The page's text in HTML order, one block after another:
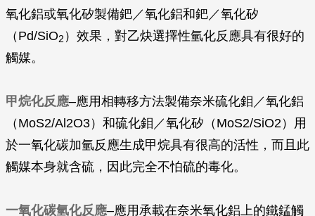
氧化鋁或氧化矽製備鈀／氧化鋁和鈀／氧化矽
（Pd/SiO2 ）效果，對乙炔選擇性氫化反應具有很好的
觸媒。
甲烷化反應–應用相轉移方法製備奈米硫化鉬／氧化鋁
（MoS2/Al2O3）和硫化鉬／氧化矽（MoS2/SiO2）用
於一氧化碳加氫反應生成甲烷具有很高的活性，而且此
觸媒本身就含硫，因此完全不怕硫的毒化。
一氧化碳氫化反應–應用承載在奈米氧化鋁上的鐵錳觸